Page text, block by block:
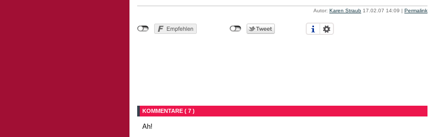
Autor: Karen Straub 17.02.07 14:09 | Permalink
KOMMENTARE ( 7 )
Ah!